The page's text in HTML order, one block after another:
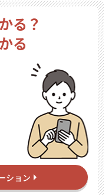
る？
る
ション